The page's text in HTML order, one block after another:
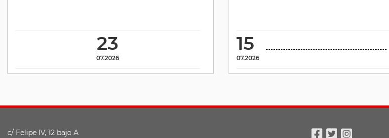
23
07.2026
15
07.2026
c/ Felipe IV, 12 bajo A